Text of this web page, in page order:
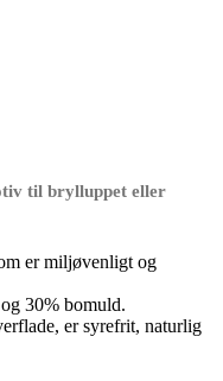
til brylluppet eller
er miljøvenligt og
30% bomuld.
er syrefrit, naturlig